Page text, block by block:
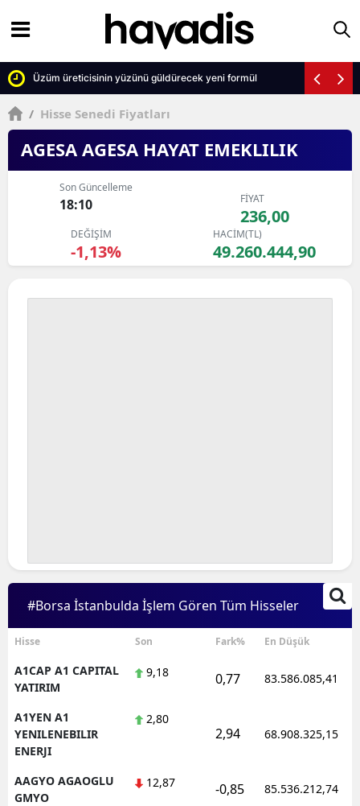
Üzüm üreticisinin yüzünü güldürecek yeni formül
/ Hisse Senedi Fiyatları
AGESA AGESA HAYAT EMEKLILIK
Son Güncelleme
18:10 FİYAT
236,00
DEĞİŞİM
-1,13%
HACİM(TL)
49.260.444,90
#Borsa İstanbulda İşlem Gören Tüm Hisseler
Hisse Son Fark% En Düşük
A1CAP A1 CAPITAL
YATIRIM
9,18 0,77 83.586.085,41
A1YEN A1
YENILENEBILIR
ENERJI
2,80
2,94 68.908.325,15
AAGYO AGAOGLU
GMYO
12,87 -0,85 85.536.212,74